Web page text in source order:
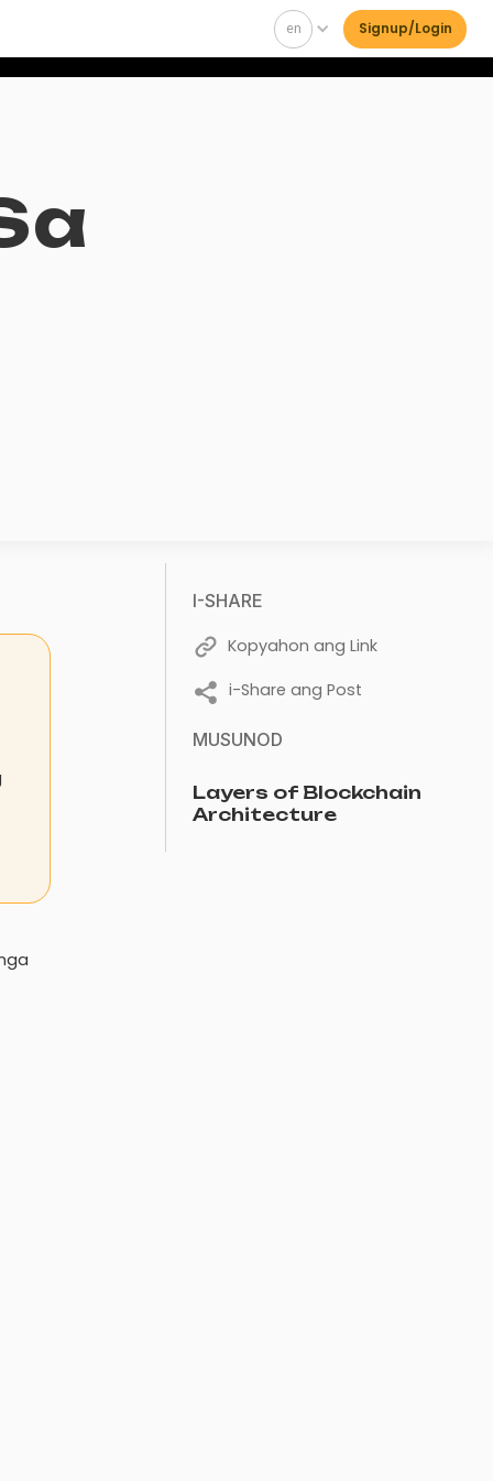
en Signup/Login
I-SHARE
Kopyahon ang Link
i-Share ang Post
MUSUNOD
Layers of Blockchain
Architecture